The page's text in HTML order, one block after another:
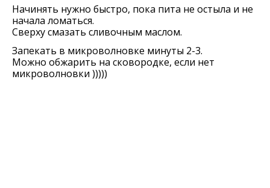
Начинять нужно быстро, пока пита не остыла и не
начала ломаться.
Сверху смазать сливочным маслом.
Запекать в микроволновке минуты 2-3.
Можно обжарить на сковородке, если нет
микроволновки )))))